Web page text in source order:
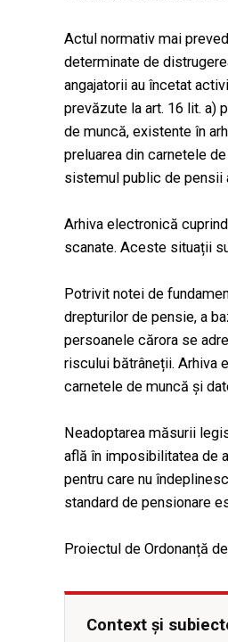
Actul normativ mai
determinate de
angajatorii au încetat
prevăzute la art. 16 lit. a)
de muncă, existente în
preluarea din carnetele
sistemul public de pensii
Arhiva electronică
scanate. Aceste situații
Potrivit notei de
drepturilor de pensie, a
persoanele cărora se
riscului bătrâneții. Arhiva
carnetele de muncă și
Neadoptarea măsurii
află în imposibilitatea de
pentru care nu
standard de pensionare
Proiectul de Ordonanță
Context și